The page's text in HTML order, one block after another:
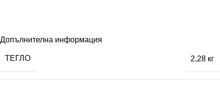
Допълнителна информация
ТЕГЛО 2,28 кг